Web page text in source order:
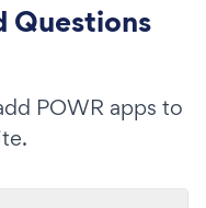
Questions
POWR apps to